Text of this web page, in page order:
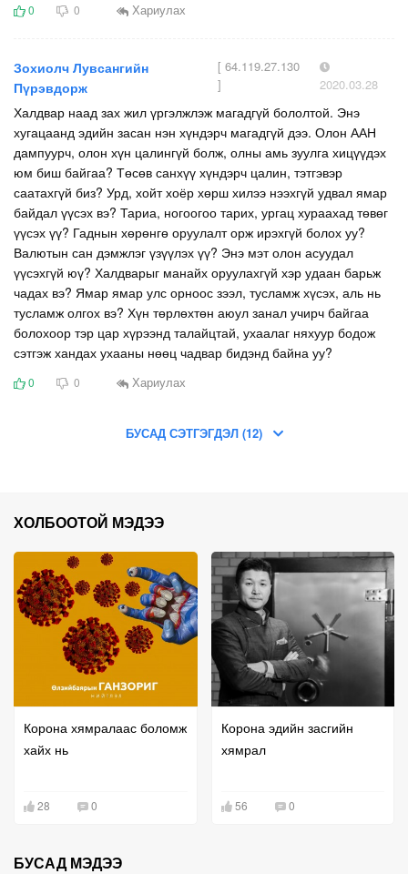
0 0 Хариулах
Зохиолч Лувсангийн
Пүрэвдорж
[ 64.119.27.130
]
2020.03.28
Халдвар наад зах жил үргэлжлэж магадгүй бололтой. Энэ
хугацаанд эдийн засан нэн хүндэрч магадгүй дээ. Олон ААН
дампуурч, олон хүн цалингүй болж, олны амь зуулга хицүүдэх
юм биш байгаа? Төсөв санхүү хүндэрч цалин, тэтгэвэр
саатахгүй биз? Урд, хойт хоёр хөрш хилээ нээхгүй удвал ямар
байдал үүсэх вэ? Тариа, ногоогоо тарих, ургац хураахад төвөг
үүсэх үү? Гаднын хөрөнгө оруулалт орж ирэхгүй болох уу?
Валютын сан дэмжлэг үзүүлэх үү? Энэ мэт олон асуудал
үүсэхгүй юү? Халдварыг манайх оруулахгүй хэр удаан барьж
чадах вэ? Ямар ямар улс орноос зээл, тусламж хүсэх, аль нь
тусламж олгох вэ? Хүн төрлөхтөн аюул занал учирч байгаа
болохоор тэр цар хүрээнд талайцтай, ухаалаг няхуур бодож
сэтгэж хандах ухааны нөөц чадвар бидэнд байна уу?
0 0 Хариулах
БУСАД СЭТГЭГДЭЛ (12)
ХОЛБООТОЙ МЭДЭЭ
Корона хямралаас боломж
хайх нь
28 0
Корона эдийн засгийн
хямрал
56 0
БУСАД МЭДЭЭ